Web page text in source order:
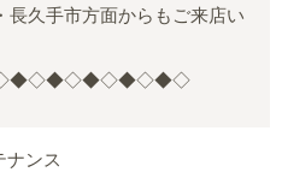
長久手市方面からもご来店い
ナンス